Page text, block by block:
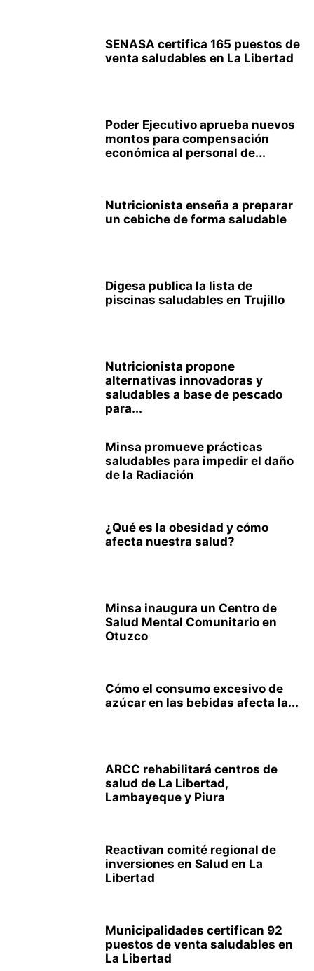
SENASA certifica 165 puestos de
venta saludables en La Libertad
Poder Ejecutivo aprueba nuevos
montos para compensación
económica al personal de...
Nutricionista enseña a preparar
un cebiche de forma saludable
Digesa publica la lista de
piscinas saludables en Trujillo
Nutricionista propone
alternativas innovadoras y
saludables a base de pescado
para...
Minsa promueve prácticas
saludables para impedir el daño
de la Radiación
¿Qué es la obesidad y cómo
afecta nuestra salud?
Minsa inaugura un Centro de
Salud Mental Comunitario en
Otuzco
Cómo el consumo excesivo de
azúcar en las bebidas afecta la...
ARCC rehabilitará centros de
salud de La Libertad,
Lambayeque y Piura
Reactivan comité regional de
inversiones en Salud en La
Libertad
Municipalidades certifican 92
puestos de venta saludables en
La Libertad